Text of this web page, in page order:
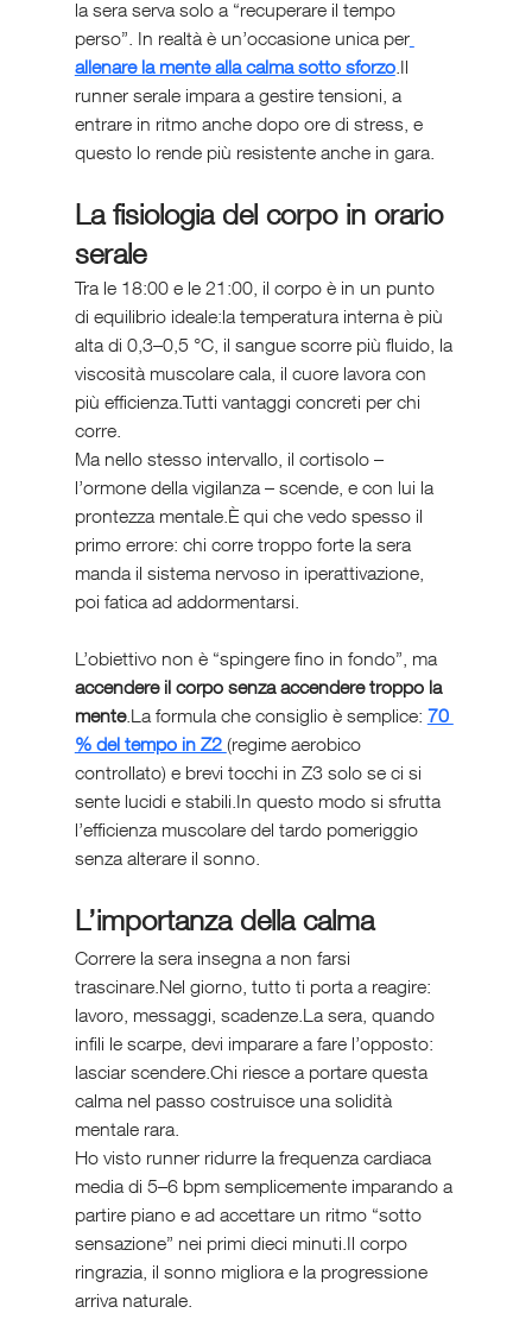
la sera serva solo a “recuperare il tempo
perso”. In realtà è un’occasione unica per
allenare la mente alla calma sotto sforzo.Il
runner serale impara a gestire tensioni, a
entrare in ritmo anche dopo ore di stress, e
questo lo rende più resistente anche in gara.
La fisiologia del corpo in orario
serale
Tra le 18:00 e le 21:00, il corpo è in un punto
di equilibrio ideale:la temperatura interna è più
alta di 0,3–0,5 °C, il sangue scorre più fluido, la
viscosità muscolare cala, il cuore lavora con
più efficienza.Tutti vantaggi concreti per chi
corre.
Ma nello stesso intervallo, il cortisolo –
l’ormone della vigilanza – scende, e con lui la
prontezza mentale.È qui che vedo spesso il
primo errore: chi corre troppo forte la sera
manda il sistema nervoso in iperattivazione,
poi fatica ad addormentarsi.
L’obiettivo non è “spingere fino in fondo”, ma
accendere il corpo senza accendere troppo la
mente.La formula che consiglio è semplice: 70
% del tempo in Z2 (regime aerobico
controllato) e brevi tocchi in Z3 solo se ci si
sente lucidi e stabili.In questo modo si sfrutta
l’efficienza muscolare del tardo pomeriggio
senza alterare il sonno.
L’importanza della calma
Correre la sera insegna a non farsi
trascinare.Nel giorno, tutto ti porta a reagire:
lavoro, messaggi, scadenze.La sera, quando
infili le scarpe, devi imparare a fare l’opposto:
lasciar scendere.Chi riesce a portare questa
calma nel passo costruisce una solidità
mentale rara.
Ho visto runner ridurre la frequenza cardiaca
media di 5–6 bpm semplicemente imparando a
partire piano e ad accettare un ritmo “sotto
sensazione” nei primi dieci minuti.Il corpo
ringrazia, il sonno migliora e la progressione
arriva naturale.